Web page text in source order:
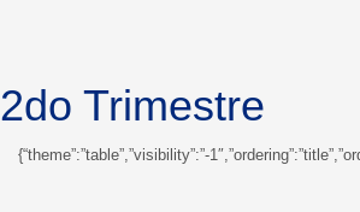
2do Trimestre
{“theme”:”table”,”visibility”:”-